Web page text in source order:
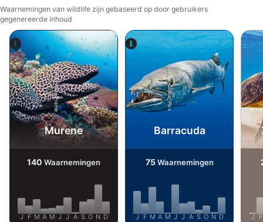
Waarnemingen van wildlife zijn gebaseerd op door gebruikers
gegenereerde inhoud
Alamy-WaterFrame
Murene
140 Waarnemingen
J F M A M J J A S O N D
iStock-Global_Pics
Barracuda
75Waarnemingen
J F M A M J J A S O N D J F
Beperkte gegevens gebruiken om content te
selecteren
Speciale functies van IAB:
Precieze geolocatiegegevens gebruiken
Apparaten identificeren op basis van actief
opgevraagde informatie
Niet-IAB-verwerkingsdoeleinden:
Noodzakelijk
Advertenties